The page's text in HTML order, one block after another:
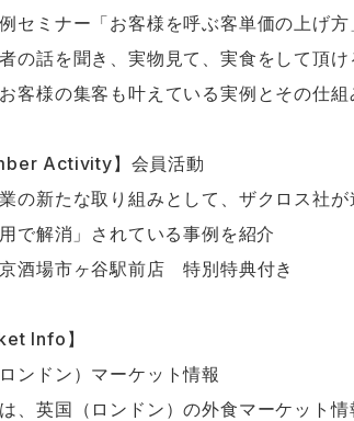
セミナー「お客様を呼ぶ客単価の上げ方
の話を聞き、実物見て、実食をして頂
客様の集客も叶えている実例とその仕組
Activity】会員活動
の新たな取り組みとして、ザクロス社
で解消」されている事例を紹介
京酒場市ヶ谷駅前店 特別特典付き
Info】
ンドン）マーケット情報
、英国（ロンドン）の外食マーケット